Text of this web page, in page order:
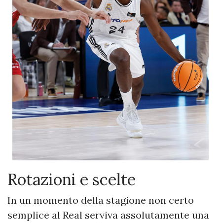
Rotazioni e scelte
In un momento della stagione non certo
semplice al Real serviva assolutamente una